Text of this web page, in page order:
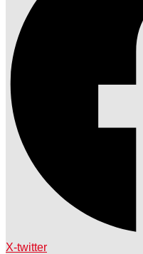
X-twitter